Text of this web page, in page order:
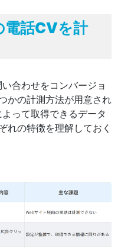
電話CVを計
合わせをコンバージョ
かの計測方法が用意され
って取得できるデータ
れの特徴を理解しておく